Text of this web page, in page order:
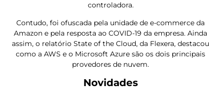
controladora.
Contudo, foi ofuscada pela unidade de e-commerce da
Amazon e pela resposta ao COVID-19 da empresa. Ainda
assim, o relatório State of the Cloud, da Flexera, destacou
como a AWS e o Microsoft Azure são os dois principais
provedores de nuvem.
Novidades